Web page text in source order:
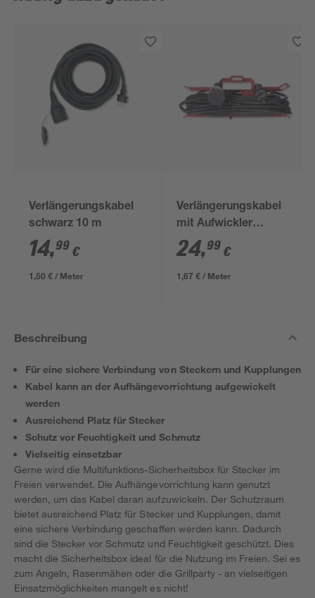
Verlängerungskabel
schwarz 10 m
14,99 €
1,50 € / Meter
Verlängerungskabel
mit Aufwickler
schwarz 15 m
24,99 €
1,67 € / Meter
Beschreibung
Für eine sichere Verbindung von Steckern und Kupplungen
Kabel kann an der Aufhängevorrichtung aufgewickelt
werden
Ausreichend Platz für Stecker
Schutz vor Feuchtigkeit und Schmutz
Vielseitig einsetzbar
Gerne wird die Multifunktions-Sicherheitsbox für Stecker im
Freien verwendet. Die Aufhängevorrichtung kann genutzt
werden, um das Kabel daran aufzuwickeln. Der Schutzraum
bietet ausreichend Platz für Stecker und Kupplungen, damit
eine sichere Verbindung geschaffen werden kann. Dadurch
sind die Stecker vor Schmutz und Feuchtigkeit geschützt. Dies
macht die Sicherheitsbox ideal für die Nutzung im Freien. Sei es
zum Angeln, Rasenmähen oder die Grillparty - an vielseitigen
Einsatzmöglichkeiten mangelt es nicht!